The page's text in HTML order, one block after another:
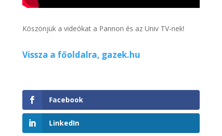
Köszönjük a videókat a Pannon és az Univ TV-nek!
Vissza a főoldalra, gazek.hu
Facebook
LinkedIn